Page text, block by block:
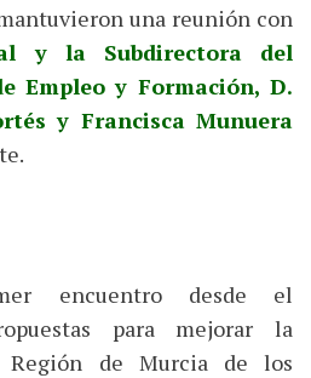
una reunión con
y la Subdirectora del
Empleo y Formación, D.
y Francisca Munuera
encuentro desde el
para mejorar la
de Murcia de los